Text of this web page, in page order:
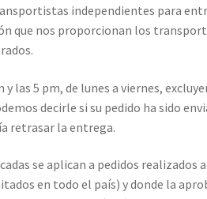
independientes para
que nos proporcionan los
las 5 pm, de lunes a viernes,
decirle si su pedido ha sido
retrasar la entrega.
se aplican a pedidos
en todo el país) y donde la